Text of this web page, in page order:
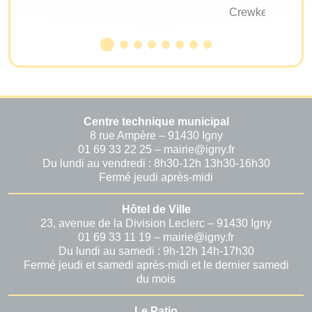
Crewkerne
Centre technique municipal
8 rue Ampère – 91430 Igny
01 69 33 22 25 – mairie@igny.fr
Du lundi au vendredi : 8h30-12h 13h30-16h30
Fermé jeudi après-midi
Hôtel de Ville
23, avenue de la Division Leclerc – 91430 Igny
01 69 33 11 19 – mairie@igny.fr
Du lundi au samedi : 9h-12h 14h-17h30
Fermé jeudi et samedi après-midi et le dernier samedi
du mois